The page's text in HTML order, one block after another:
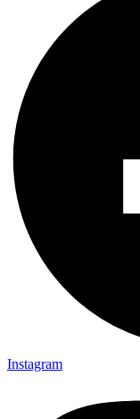
Instagram